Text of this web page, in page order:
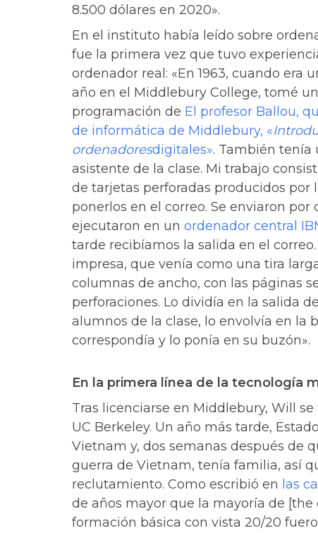
8.500 dólares en 2020».
En el instituto había leído sobre
fue la primera vez que tuvo
ordenador real: «En 1963, cuando era
año en el Middlebury College, tomé
programación de El profesor Ballou,
de informática de Middlebury, «
ordenadoresdigitales». También tenía
asistente de la clase. Mi trabajo
de tarjetas perforadas producidos por
ponerlos en el correo. Se enviaron por
ejecutaron en un ordenador central
tarde recibíamos la salida en el
impresa, que venía como una tira
columnas de ancho, con las páginas
perforaciones. Lo dividía en la salida
alumnos de la clase, lo envolvía en la
correspondía y lo ponía en su buzón».
En la primera línea de la tecnología
Tras licenciarse en Middlebury, Will
UC Berkeley. Un año más tarde,
Vietnam y, dos semanas después de
guerra de Vietnam, tenía familia, así
reclutamiento. Como escribió en las
de años mayor que la mayoría de
formación básica con vista 20/20